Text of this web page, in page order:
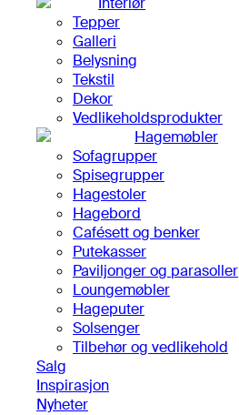
Tepper
Galleri
Belysning
Tekstil
Dekor
Vedlikeholdsprodukter
Hagemøbler
Sofagrupper
Spisegrupper
Hagestoler
Hagebord
Cafésett og benker
Putekasser
Paviljonger og parasoller
Loungemøbler
Hageputer
Solsenger
Tilbehør og vedlikehold
Salg
Inspirasjon
Nyheter